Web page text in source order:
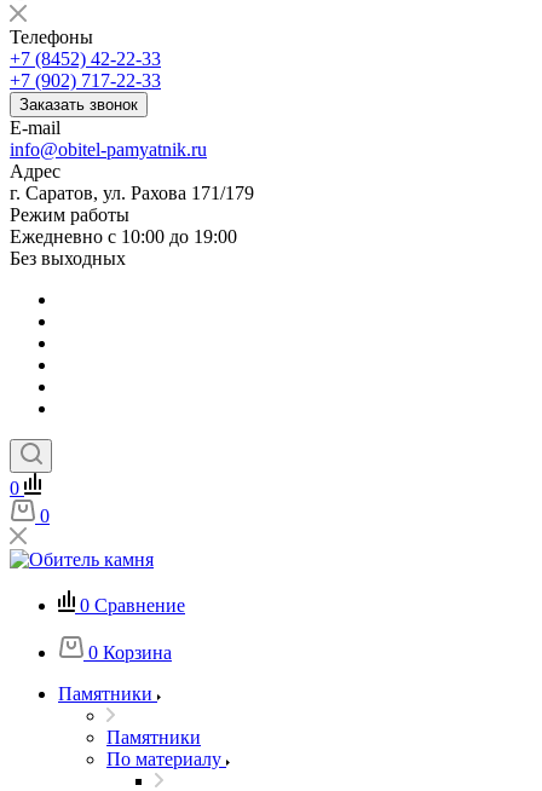
Телефоны
+7 (8452) 42-22-33
+7 (902) 717-22-33
Заказать звонок
E-mail
info@obitel-pamyatnik.ru
Адрес
г. Саратов, ул. Рахова 171/179
Режим работы
Ежедневно с 10:00 до 19:00
Без выходных
0
0
0 Сравнение
0 Корзина
Памятники
Памятники
По материалу